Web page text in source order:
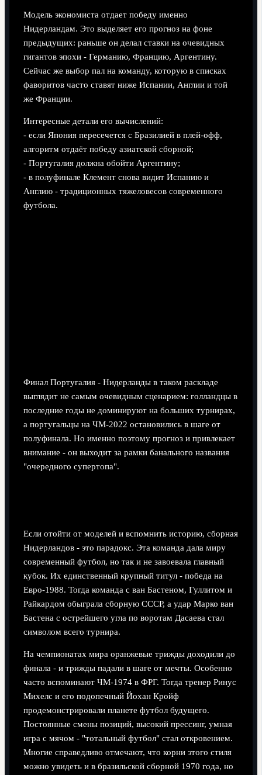
Модель экономиста отдает победу именно
Нидерландам. Это выделяет его прогноз на фоне
предыдущих: раньше он делал ставки на очевидных
гигантов эпохи - Германию, Францию, Аргентину.
Сейчас же выбор пал на команду, которую в списках
фаворитов часто ставят ниже Испании, Англии и той
же Франции.
Интересные детали его вычислений:
- если Япония пересечется с Бразилией в плей-офф,
алгоритм отдаёт победу азиатской сборной;
- Португалия должна обойти Аргентину;
- в полуфинале Клемент снова видит Испанию и
Англию - традиционных тяжеловесов современного
футбола.
Финал Португалия - Нидерланды в таком раскладе
выглядит не самым очевидным сценарием: голландцы в
последние годы не доминируют на больших турнирах,
а португальцы на ЧМ-2022 остановились в шаге от
полуфинала. Но именно поэтому прогноз и привлекает
внимание - он выходит за рамки банального названия
"очередного супертопа".
Если отойти от моделей и вспомнить историю, сборная
Нидерландов - это парадокс. Эта команда дала миру
современный футбол, но так и не завоевала главный
кубок. Их единственный крупный титул - победа на
Евро‑1988. Тогда команда с ван Бастеном, Гуллитом и
Райкардом обыграла сборную СССР, а удар Марко ван
Бастена с острейшего угла по воротам Дасаева стал
символом всего турнира.
На чемпионатах мира оранжевые трижды доходили до
финала - и трижды падали в шаге от мечты. Особенно
часто вспоминают ЧМ‑1974 в ФРГ. Тогда тренер Ринус
Михелс и его подопечный Йохан Кройф
продемонстрировали планете футбол будущего.
Постоянные смены позиций, высокий прессинг, умная
игра с мячом - "тотальный футбол" стал откровением.
Многие справедливо отмечают, что корни этого стиля
можно увидеть и в бразильской сборной 1970 года, но